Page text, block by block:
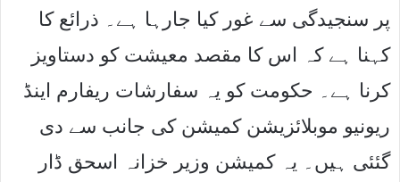
پر سنجیدگی سے غور کیا جارہا ہے۔ ذرائع کا
کہنا ہے کہ اس کا مقصد معیشت کو دستاویز
کرنا ہے۔ حکومت کو یہ سفارشات ریفارم اینڈ
ریونیو موبلائزیشن کمیشن کی جانب سے دی
گئئی ہیں۔ یہ کمیشن وزیر خزانہ اسحق ڈار